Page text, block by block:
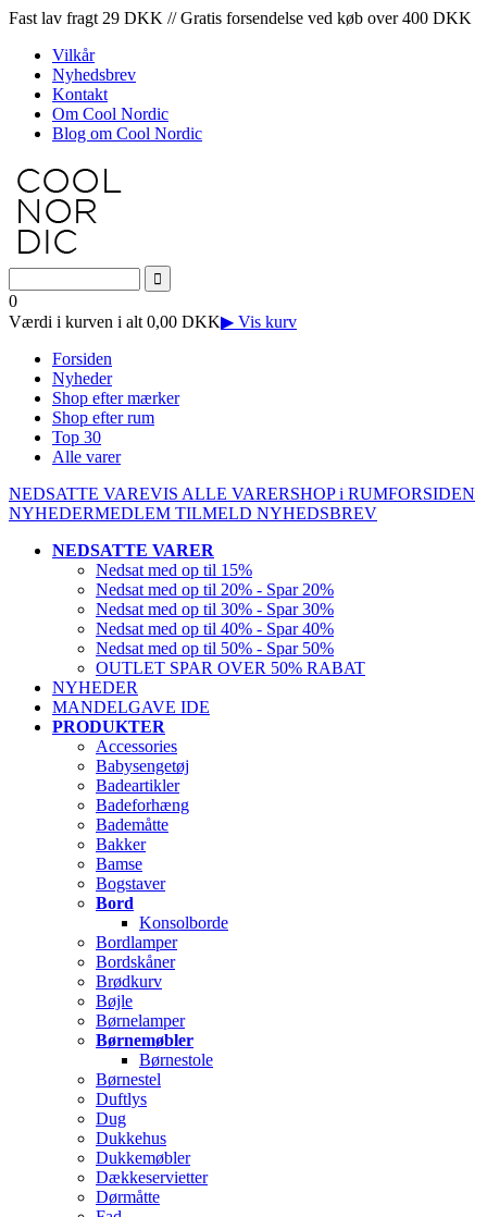
Fast lav fragt 29 DKK // Gratis forsendelse ved køb over 400 DKK
Vilkår
Nyhedsbrev
Kontakt
Om Cool Nordic
Blog om Cool Nordic
0
Værdi i kurven i alt 0,00 DKK▶ Vis kurv
Forsiden
Nyheder
Shop efter mærker
Shop efter rum
Top 30
Alle varer
NEDSATTE VAREVIS ALLE VARERSHOP i RUMFORSIDEN
NYHEDERMEDLEM TILMELD NYHEDSBREV
NEDSATTE VARER
Nedsat med op til 15%
Nedsat med op til 20% - Spar 20%
Nedsat med op til 30% - Spar 30%
Nedsat med op til 40% - Spar 40%
Nedsat med op til 50% - Spar 50%
OUTLET SPAR OVER 50% RABAT
NYHEDER
MANDELGAVE IDE
PRODUKTER
Accessories
Babysengetøj
Badeartikler
Badeforhæng
Bademåtte
Bakker
Bamse
Bogstaver
Bord
Konsolborde
Bordlamper
Bordskåner
Brødkurv
Bøjle
Børnelamper
Børnemøbler
Børnestole
Børnestel
Duftlys
Dug
Dukkehus
Dukkemøbler
Dækkeservietter
Dørmåtte